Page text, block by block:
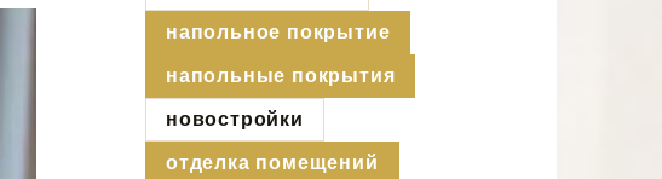
напольное покрытие
напольные покрытия
новостройки
отделка помещений